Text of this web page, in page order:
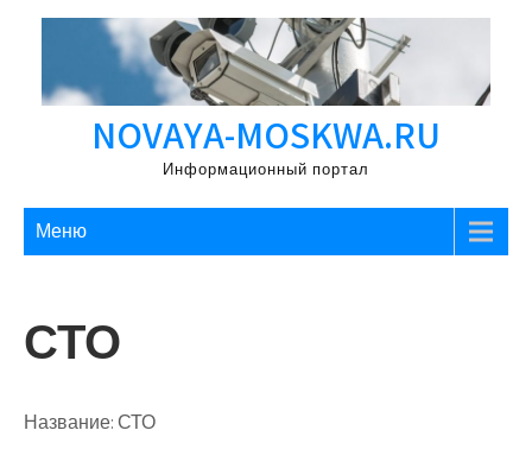
Перейти
содержимому
NOVAYA-MOSKWA.RU
Информационный портал
Меню
СТО
Название:СТО